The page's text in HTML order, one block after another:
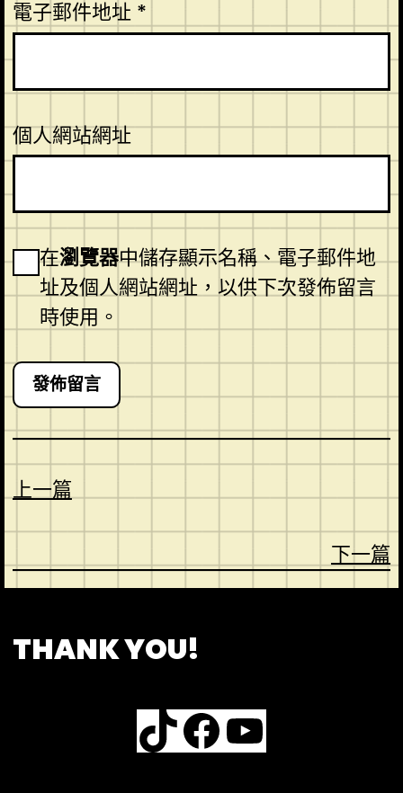
電子郵件地址 *
個人網站網址
在瀏覽器中儲存顯示名稱、電子郵件地
址及個人網站網址，以供下次發佈留言
時使用。
上一篇
下一篇
THANK YOU!
TikTok Facebook YouTube